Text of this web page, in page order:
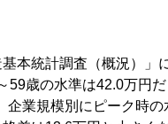
本統計調査（概況）
59歳の水準は42.0万円
企業規模別にピーク時